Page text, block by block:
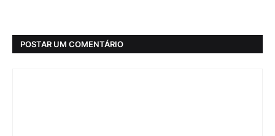
POSTAR UM COMENTÁRIO